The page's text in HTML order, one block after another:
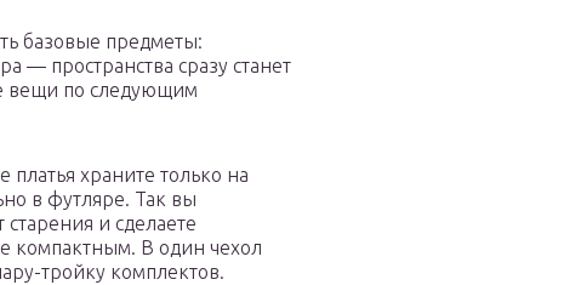
базовые предметы:
— пространства сразу станет
вещи по следующим
храните только на
в футляре. Так вы
старения и сделаете
компактным. В один чехол
тройку комплектов.